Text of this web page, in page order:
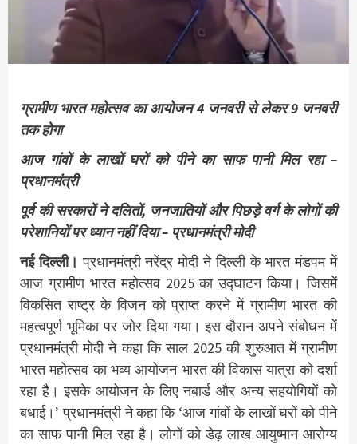
ग्रामीण भारत महोत्सव का आयोजन 4 जनवरी से लेकर 9 जनवरी
तक होगा
आज गांवों के लाखों घरों को पीने का साफ पानी मिल रहा –
प्रधानमंत्री
पूर्व की सरकारों ने दलितों, जनजातियों और पिछड़े वर्ग के लोगों की
परेशानियों पर ध्यान नहीं दिया – प्रधानमंत्री मोदी
नई दिल्ली। प्रधानमंत्री नरेंद्र मोदी ने दिल्ली के भारत मंडपम में
आज ग्रामीण भारत महोत्सव 2025 का उद्घाटन किया। जिसमें
विकसित राष्ट्र के विजन को प्राप्त करने में ग्रामीण भारत की
महत्वपूर्ण भूमिका पर जोर दिया गया। इस दौरान अपने संबोधन में
प्रधानमंत्री मोदी ने कहा कि साल 2025 की शुरुआत में ग्रामीण
भारत महोत्सव का भव्य आयोजन भारत की विकास यात्रा को दर्शा
रहा है। इसके आयोजन के लिए नबार्ड और अन्य सहयोगियों को
बधाई।’ प्रधानमंत्री ने कहा कि ‘आज गांवों के लाखों घरों को पीने
का साफ पानी मिल रहा है। लोगों को डेढ़ लाख आयुष्मान आरोग्य